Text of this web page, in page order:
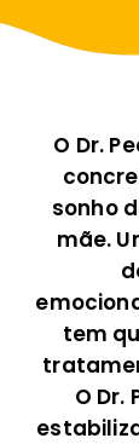
O Dr.
sonho
mãe.
tem
O Dr.